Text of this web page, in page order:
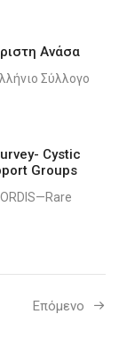
Ανάσα
Σύλλογο
Cystic
Groups
Επόμενο